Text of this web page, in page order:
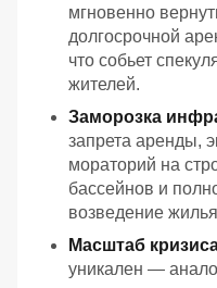
мгновенно
долгосрочной
что собьет
жителей.
Заморозка
запрета аренды,
мораторий на
бассейнов и
возведение
Масштаб
уникален —